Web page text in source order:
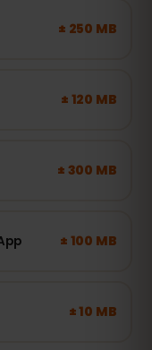
± 250 MB
± 120 MB
± 300 MB
± 100 MB
± 10 MB